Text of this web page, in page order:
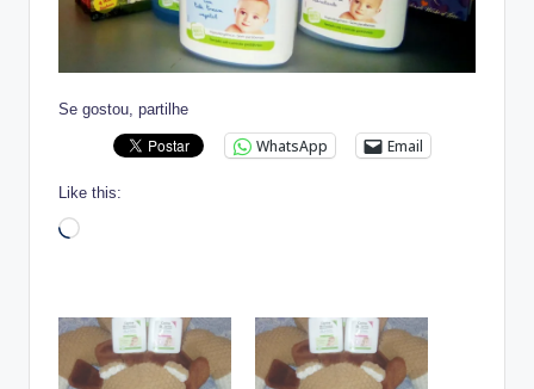
Se gostou, partilhe
WhatsApp Email
Like this:
Loading…